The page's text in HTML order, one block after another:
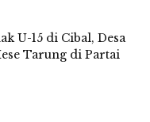
U-15 di Cibal, Desa
Tarung di Partai